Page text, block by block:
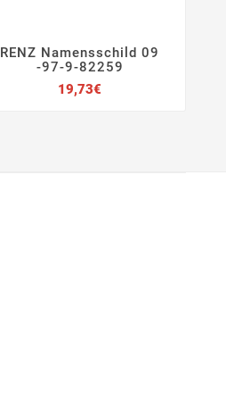
 
RENZ Namensschild 09
-97-9-82259
19,73€